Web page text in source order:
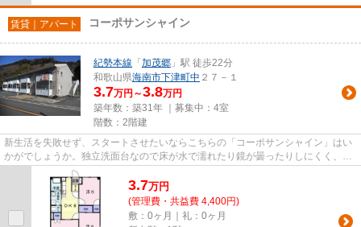
賃貸｜アパート コーポサンシャイン
紀勢本線 「 加茂郷 」駅 徒歩22分
和歌山県海南市下津町中 ２７－１
3.7万円～3.8万円
築年数：築31年 ｜募集中： 4室
階数：2階建
新生活を失敗せず、スタートさせたいならこちらの「コーポサンシャイン」はい
かがでしょうか。独立洗面台なので床が水で濡れたり鏡が曇ったりしにくく、清
潔な状態を保ちやすくなって...
3.7万円
(管理費・共益費 4,400円)
敷：0ヶ月｜礼：0ヶ月